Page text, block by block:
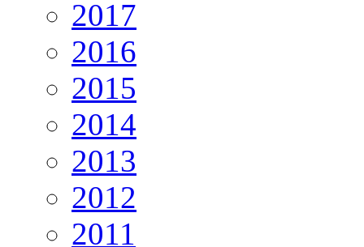
2017
2016
2015
2014
2013
2012
2011